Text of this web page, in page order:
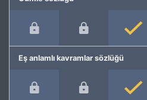
Eş anlamlı kavramlar sözlüğü